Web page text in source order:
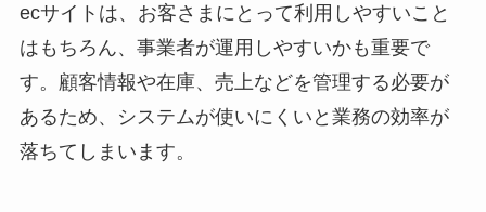
ecサイトは、お客さまにとって利用しやすいこと
はもちろん、事業者が運用しやすいかも重要で
す。顧客情報や在庫、売上などを管理する必要が
あるため、システムが使いにくいと業務の効率が
落ちてしまいます。